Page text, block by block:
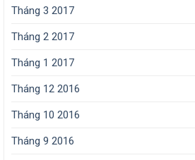
Tháng 3 2017
Tháng 2 2017
Tháng 1 2017
Tháng 12 2016
Tháng 10 2016
Tháng 9 2016